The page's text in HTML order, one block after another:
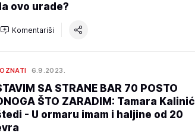
ovo urade?
Komentariši
6.9.2023.
SA STRANE BAR 70 POSTO
ŠTO ZARADIM: Tamara Kalinić
- U ormaru imam i haljine od 20